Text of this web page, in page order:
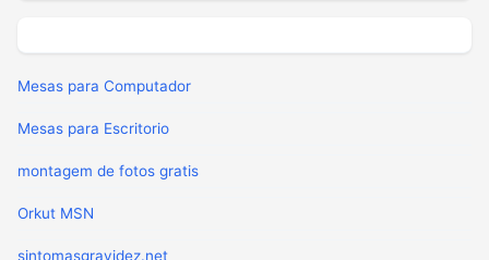
Mesas para Computador
Mesas para Escritorio
montagem de fotos gratis
Orkut MSN
sintomasgravidez.net